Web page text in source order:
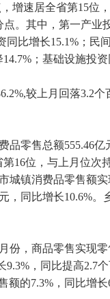
增速居全省第15位
。其中，第一产业
比增长15.1%；民
；基础设施投资
较上月回落3.2个
零售总额555.46亿
16位，与上月位次
城镇消费品零售额
，同比增长10.6%。
，商品零售实现零
9.3%，同比提高2.7
的7.3%，同比增长